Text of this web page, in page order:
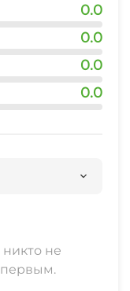
0.0
0.0
0.0
0.0
не
первым.